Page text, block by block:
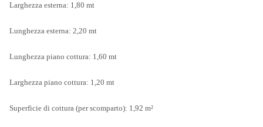
Larghezza esterna: 1,80 mt
Lunghezza esterna: 2,20 mt
Lunghezza piano cottura: 1,60 mt
Larghezza piano cottura: 1,20 mt
Superficie di cottura (per scomparto): 1,92 m²